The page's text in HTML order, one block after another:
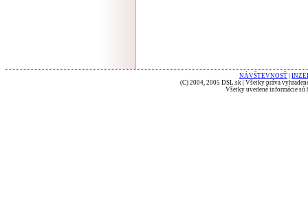
NÁVŠTEVNOSŤ
(C) 2004, 2005 DSL.sk | Všetky práva
Všetky uvedené informácie sú